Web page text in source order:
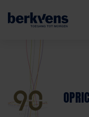
Terug
Deuren
Kozijnen
Terug
Eengezinswoning
Meergezinswoning
Terug
Aannemer
Architect
Terug
Inbraakwerend
Brandwerend
Terug
mijndeur.nl
Webshop
Terug
Organisatie